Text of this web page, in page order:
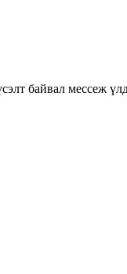
байвал мессеж